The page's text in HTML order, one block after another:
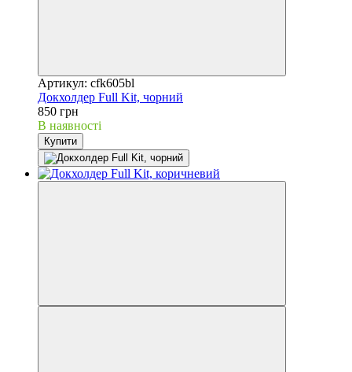
Артикул: cfk605bl
Докхолдер Full Kit, чорний
850 грн
В наявності
Купити